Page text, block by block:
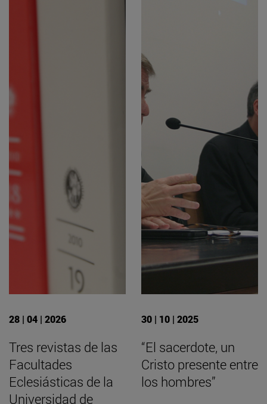
28 | 04 | 2026
Tres revistas de las
Facultades
Eclesiásticas de la
Universidad de
30 | 10 | 2025
“El sacerdote, un
Cristo presente entre
los hombres”